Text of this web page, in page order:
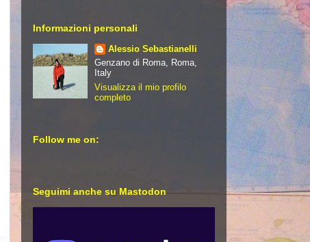
Informazioni personali
Alessio Sebastianelli
Genzano di Roma, Roma,
Italy
Visualizza il mio profilo
completo
Follow me on:
Seguimi anche su Mastodon